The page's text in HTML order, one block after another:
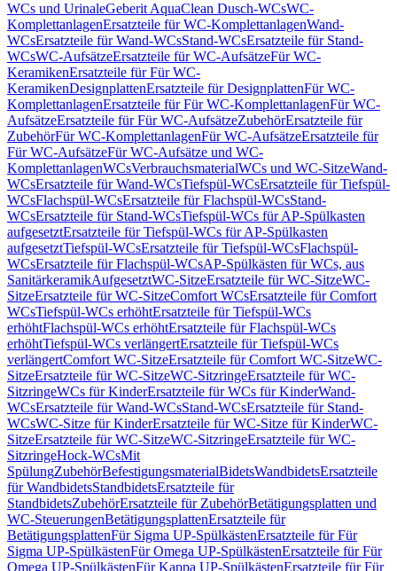
WCs und UrinaleGeberit AquaClean Dusch-WCsWC-
KomplettanlagenErsatzteile für WC-KomplettanlagenWand-
WCsErsatzteile für Wand-WCsStand-WCsErsatzteile für Stand-
WCsWC-AufsätzeErsatzteile für WC-AufsätzeFür WC-
KeramikenErsatzteile für Für WC-
KeramikenDesignplattenErsatzteile für DesignplattenFür WC-
KomplettanlagenErsatzteile für Für WC-KomplettanlagenFür WC-
AufsätzeErsatzteile für Für WC-AufsätzeZubehörErsatzteile für
ZubehörFür WC-KomplettanlagenFür WC-AufsätzeErsatzteile für
Für WC-AufsätzeFür WC-Aufsätze und WC-
KomplettanlagenWCsVerbrauchsmaterialWCs und WC-SitzeWand-
WCsErsatzteile für Wand-WCsTiefspül-WCsErsatzteile für Tiefspül-
WCsFlachspül-WCsErsatzteile für Flachspül-WCsStand-
WCsErsatzteile für Stand-WCsTiefspül-WCs für AP-Spülkasten
aufgesetztErsatzteile für Tiefspül-WCs für AP-Spülkasten
aufgesetztTiefspül-WCsErsatzteile für Tiefspül-WCsFlachspül-
WCsErsatzteile für Flachspül-WCsAP-Spülkästen für WCs, aus
SanitärkeramikAufgesetztWC-SitzeErsatzteile für WC-SitzeWC-
SitzeErsatzteile für WC-SitzeComfort WCsErsatzteile für Comfort
WCsTiefspül-WCs erhöhtErsatzteile für Tiefspül-WCs
erhöhtFlachspül-WCs erhöhtErsatzteile für Flachspül-WCs
erhöhtTiefspül-WCs verlängertErsatzteile für Tiefspül-WCs
verlängertComfort WC-SitzeErsatzteile für Comfort WC-SitzeWC-
SitzeErsatzteile für WC-SitzeWC-SitzringeErsatzteile für WC-
SitzringeWCs für KinderErsatzteile für WCs für KinderWand-
WCsErsatzteile für Wand-WCsStand-WCsErsatzteile für Stand-
WCsWC-Sitze für KinderErsatzteile für WC-Sitze für KinderWC-
SitzeErsatzteile für WC-SitzeWC-SitzringeErsatzteile für WC-
SitzringeHock-WCsMit
SpülungZubehörBefestigungsmaterialBidetsWandbidetsErsatzteile
für WandbidetsStandbidetsErsatzteile für
StandbidetsZubehörErsatzteile für ZubehörBetätigungsplatten und
WC-SteuerungenBetätigungsplattenErsatzteile für
BetätigungsplattenFür Sigma UP-SpülkästenErsatzteile für Für
Sigma UP-SpülkästenFür Omega UP-SpülkästenErsatzteile für Für
Omega UP-SpülkästenFür Kappa UP-SpülkästenErsatzteile für Für